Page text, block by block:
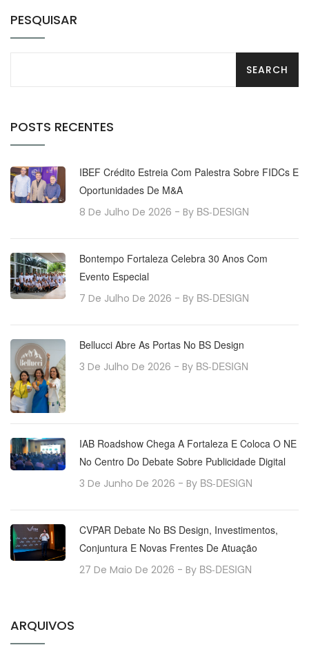
PESQUISAR
POSTS RECENTES
IBEF Crédito Estreia Com Palestra Sobre FIDCs E
Oportunidades De M&A
8 De Julho De 2026 - By BS-DESIGN
Bontempo Fortaleza Celebra 30 Anos Com
Evento Especial
7 De Julho De 2026 - By BS-DESIGN
Bellucci Abre As Portas No BS Design
3 De Julho De 2026 - By BS-DESIGN
IAB Roadshow Chega A Fortaleza E Coloca O NE
No Centro Do Debate Sobre Publicidade Digital
3 De Junho De 2026 - By BS-DESIGN
CVPAR Debate No BS Design, Investimentos,
Conjuntura E Novas Frentes De Atuação
27 De Maio De 2026 - By BS-DESIGN
ARQUIVOS